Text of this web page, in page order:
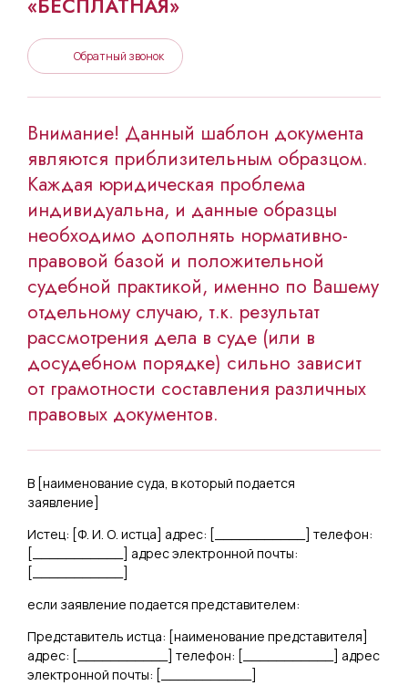
«БЕСПЛАТНАЯ»
Обратный звонок
Внимание! Данный шаблон документа
являются приблизительным образцом.
Каждая юридическая проблема
индивидуальна, и данные образцы
необходимо дополнять нормативно-
правовой базой и положительной
судебной практикой, именно по Вашему
отдельному случаю, т.к. результат
рассмотрения дела в суде (или в
досудебном порядке) сильно зависит
от грамотности составления различных
правовых документов.
В [наименование суда, в который подается
заявление]
Истец: [Ф. И. О. истца] адрес: [
] телефон:
[
] адрес электронной почты:
[
]
если заявление подается представителем:
Представитель истца: [наименование представителя]
адрес: [
] телефон: [
] адрес
электронной почты: [
]